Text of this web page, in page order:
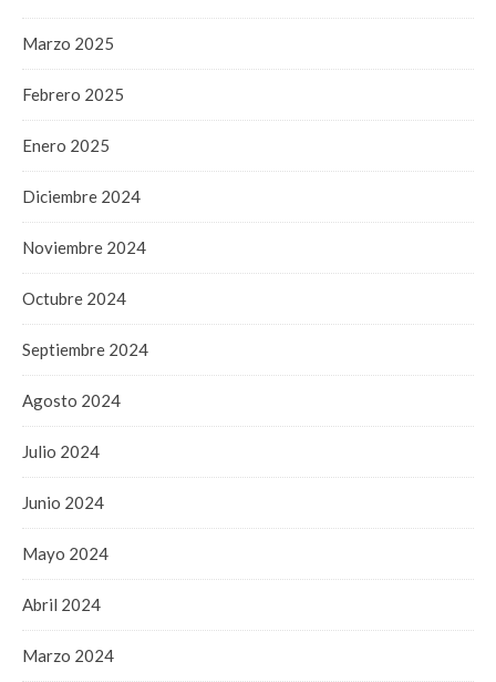
Marzo 2025
Febrero 2025
Enero 2025
Diciembre 2024
Noviembre 2024
Octubre 2024
Septiembre 2024
Agosto 2024
Julio 2024
Junio 2024
Mayo 2024
Abril 2024
Marzo 2024